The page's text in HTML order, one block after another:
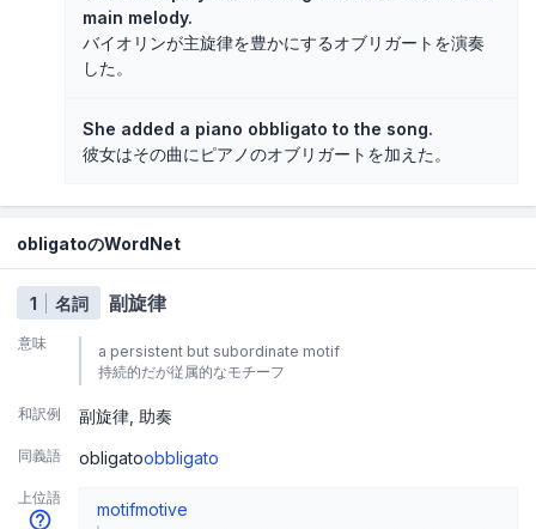
main melody.
バイオリンが主旋律を豊かにするオブリガートを演奏
した。
She added a piano obbligato to the song.
彼女はその曲にピアノのオブリガートを加えた。
obligatoのWordNet
1 名詞 副旋律
意味
a persistent but subordinate motif
持続的だが従属的なモチーフ
和訳例 副旋律 助奏
同義語 obligatoobbligato
上位語
motifmotive